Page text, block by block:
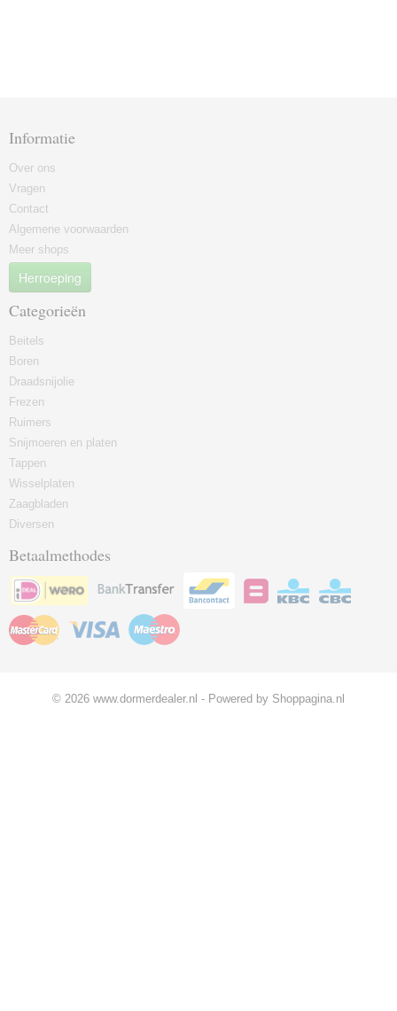
Informatie
Over ons
Vragen
Contact
Algemene voorwaarden
Meer shops
Herroeping
Categorieën
Beitels
Boren
Draadsnijolie
Frezen
Ruimers
Snijmoeren en platen
Tappen
Wisselplaten
Zaagbladen
Diversen
Betaalmethodes
© 2026 www.dormerdealer.nl - Powered by Shoppagina.nl